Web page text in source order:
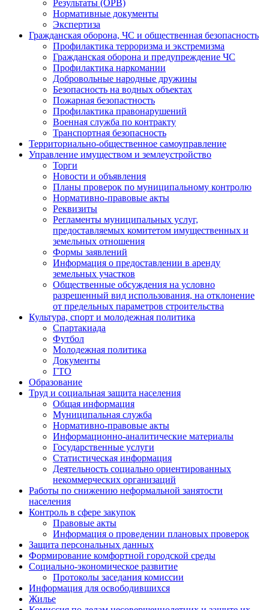
Результаты (ОРВ)
Нормативные документы
Экспертиза
Гражданская оборона, ЧС и общественная безопасность
Профилактика терроризма и экстремизма
Гражданская оборона и предупреждение ЧС
Профилактика наркомании
Добровольные народные дружины
Безопасность на водных объектах
Пожарная безопастность
Профилактика правонарушений
Военная служба по контракту
Транспортная безопасность
Территориально-общественное самоуправление
Управление имуществом и землеустройство
Торги
Новости и объявления
Планы проверок по муниципальному контролю
Нормативно-правовые акты
Реквизиты
Регламенты муниципальных услуг,
предоставляемых комитетом имущественных и
земельных отношения
Формы заявлений
Информация о предоставлении в аренду
земельных участков
Общественные обсуждения на условно
разрешенный вид использования, на отклонение
от предельных параметров строительства
Культура, спорт и молодежная политика
Спартакиада
Футбол
Молодежная политика
Документы
ГТО
Образование
Труд и социальная защита населения
Общая информация
Муниципальная служба
Нормативно-правовые акты
Информационно-аналитические материалы
Государственные услуги
Статистическая информация
Деятельность социально ориентированных
некоммерческих организаций
Работы по снижению неформальной занятости
населения
Контроль в сфере закупок
Правовые акты
Информация о проведении плановых проверок
Защита персональных данных
Формирование комфортной городской среды
Социально-экономическое развитие
Протоколы заседания комиссии
Информация для освободившихся
Жилье